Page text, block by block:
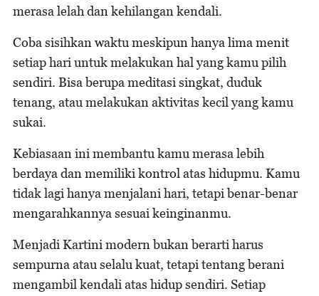
merasa lelah dan kehilangan kendali.
Coba sisihkan waktu meskipun hanya lima menit
setiap hari untuk melakukan hal yang kamu pilih
sendiri. Bisa berupa meditasi singkat, duduk
tenang, atau melakukan aktivitas kecil yang kamu
sukai.
Kebiasaan ini membantu kamu merasa lebih
berdaya dan memiliki kontrol atas hidupmu. Kamu
tidak lagi hanya menjalani hari, tetapi benar-benar
mengarahkannya sesuai keinginanmu.
Menjadi Kartini modern bukan berarti harus
sempurna atau selalu kuat, tetapi tentang berani
mengambil kendali atas hidup sendiri. Setiap